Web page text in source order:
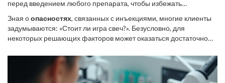
перед введением любого препарата, чтобы избежать
система или хронические заболевания, такие процедуры могут
быть еще опаснее. К тому же всегда существует вероятность
кошмарного исхода из-за небрежности косметолога.
также может вызвать тяжелые последствия. Хоть и редки случаи
летального исхода, такая вероятность всегда должна быть
Зная оопасностях, связанных с инъекциями, многие клиенты
задумываются: «Стоит ли игра свеч?». Безусловно, для
некоторых решающих факторов может оказаться достаточно
рискованных альтернатив, таких как хорошие кремы и маски,
регулярный уход за лицом или естественные методы
омоложения. Взвешенный подход и критический взгляд помогут